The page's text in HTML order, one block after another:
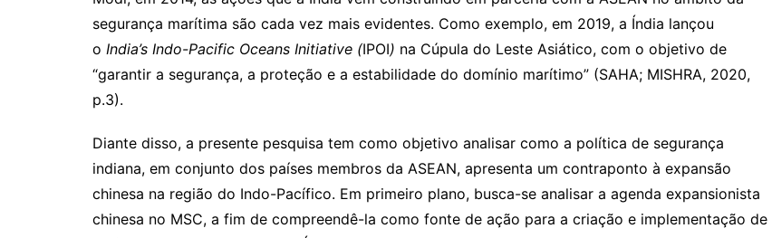
segurança marítima são cada vez mais evidentes. Como exemplo, em 2019, a Índia lançou
o India’s Indo-Pacific Oceans Initiative (IPOI) na Cúpula do Leste Asiático, com o objetivo de
“garantir a segurança, a proteção e a estabilidade do domínio marítimo” (SAHA; MISHRA, 2020,
p.3).
Diante disso, a presente pesquisa tem como objetivo analisar como a política de segurança
indiana, em conjunto dos países membros da ASEAN, apresenta um contraponto à expansão
chinesa na região do Indo-Pacífico. Em primeiro plano, busca-se analisar a agenda expansionista
chinesa no MSC, a fim de compreendê-la como fonte de ação para a criação e implementação de